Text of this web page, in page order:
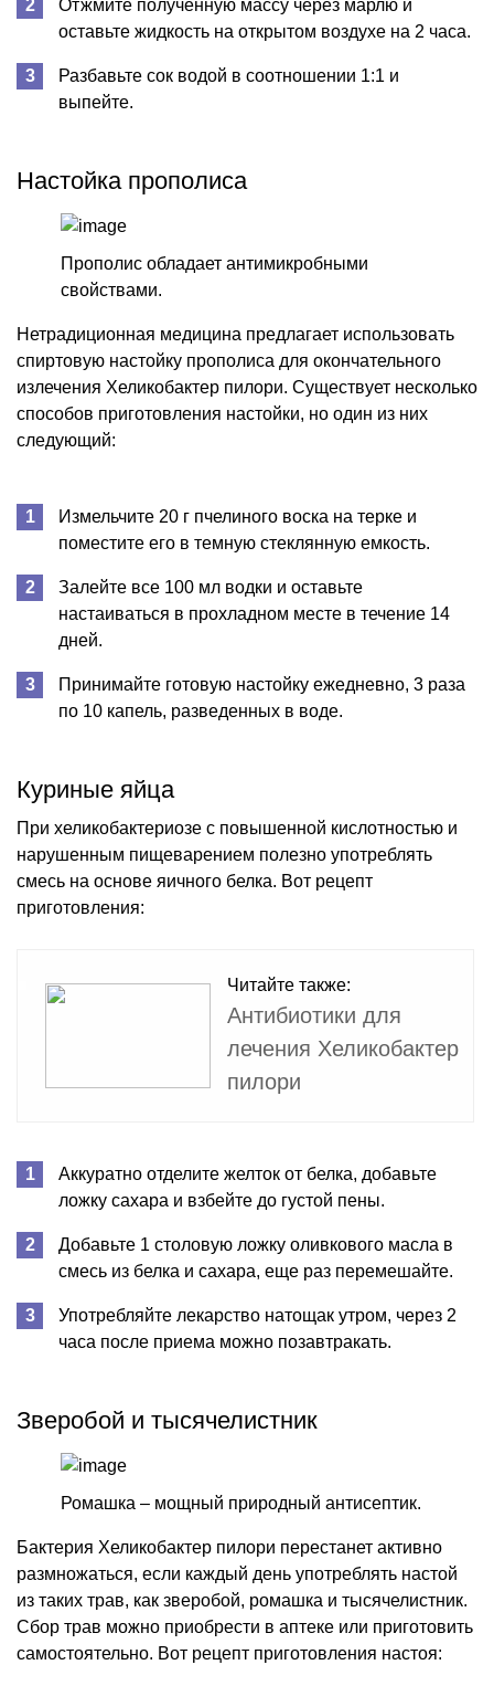
Отжмите полученную массу через марлю и
оставьте жидкость на открытом воздухе на 2 часа.
Разбавьте сок водой в соотношении 1:1 и
выпейте.
Настойка прополиса
Прополис обладает антимикробными
свойствами.
Нетрадиционная медицина предлагает использовать
спиртовую настойку прополиса для окончательного
излечения Хеликобактер пилори. Существует несколько
способов приготовления настойки, но один из них
следующий:
Измельчите 20 г пчелиного воска на терке и
поместите его в темную стеклянную емкость.
Залейте все 100 мл водки и оставьте
настаиваться в прохладном месте в течение 14
дней.
Принимайте готовую настойку ежедневно, 3 раза
по 10 капель, разведенных в воде.
Куриные яйца
При хеликобактериозе с повышенной кислотностью и
нарушенным пищеварением полезно употреблять
смесь на основе яичного белка. Вот рецепт
приготовления:
Читайте также:
Антибиотики для
лечения Хеликобактер
пилори
Аккуратно отделите желток от белка, добавьте
ложку сахара и взбейте до густой пены.
Добавьте 1 столовую ложку оливкового масла в
смесь из белка и сахара, еще раз перемешайте.
Употребляйте лекарство натощак утром, через 2
часа после приема можно позавтракать.
Зверобой и тысячелистник
Ромашка – мощный природный антисептик.
Бактерия Хеликобактер пилори перестанет активно
размножаться, если каждый день употреблять настой
из таких трав, как зверобой, ромашка и тысячелистник.
Сбор трав можно приобрести в аптеке или приготовить
самостоятельно. Вот рецепт приготовления настоя: